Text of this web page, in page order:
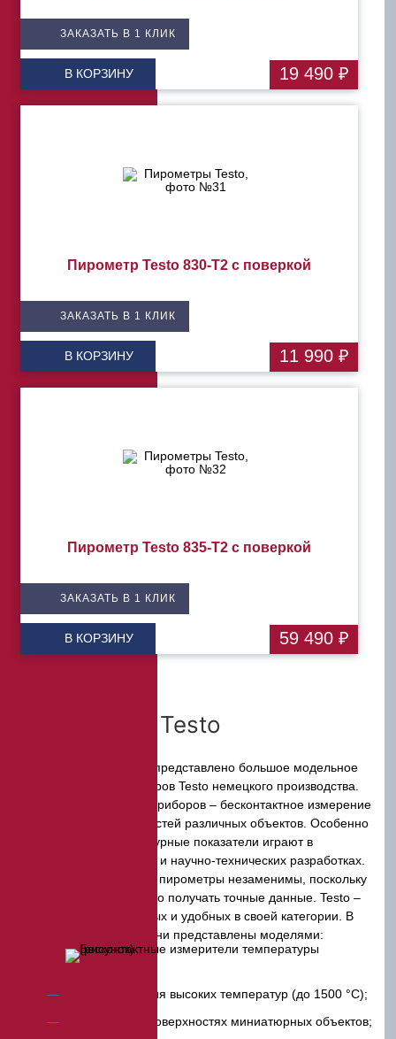
ЗАКАЗАТЬ В 1 КЛИК
В КОРЗИНУ 19 490 ₽
Пирометр Testo 830-T2 с поверкой
ЗАКАЗАТЬ В 1 КЛИК
В КОРЗИНУ 11 990 ₽
Пирометр Testo 835-T2 с поверкой
ЗАКАЗАТЬ В 1 КЛИК
В КОРЗИНУ 59 490 ₽
Пирометры Testo
В нашем каталоге представлено большое модельное
разнообразие пирометров Testo немецкого производства.
Предназначение этих приборов – бесконтактное измерение
температуры поверхностей различных объектов. Особенно
важную роль температурные показатели играют в
промышленности, ЖКХ и научно-технических разработках.
И здесь инфракрасные пирометры незаменимы, поскольку
позволяют моментально получать точные данные. Testo –
одни из самых надежных и удобных в своей категории. В
нашем ассортименте они представлены моделями:
для измерения высоких температур (до 1500 °C);
замеров на поверхностях миниатюрных объектов;